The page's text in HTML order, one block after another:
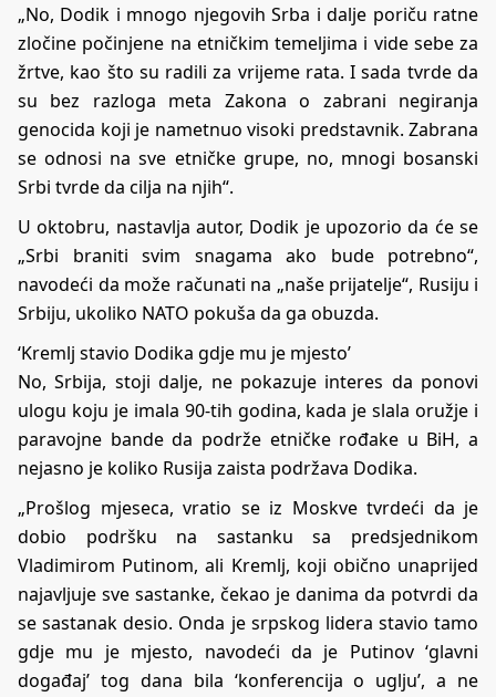
„No, Dodik i mnogo njegovih Srba i dalje poriču ratne
zločine počinjene na etničkim temeljima i vide sebe za
žrtve, kao što su radili za vrijeme rata. I sada tvrde da
su bez razloga meta Zakona o zabrani negiranja
genocida koji je nametnuo visoki predstavnik. Zabrana
se odnosi na sve etničke grupe, no, mnogi bosanski
Srbi tvrde da cilja na njih“.
U oktobru, nastavlja autor, Dodik je upozorio da će se
„Srbi braniti svim snagama ako bude potrebno“,
navodeći da može računati na „naše prijatelje“, Rusiju i
Srbiju, ukoliko NATO pokuša da ga obuzda.
‘Kremlj stavio Dodika gdje mu je mjesto’
No, Srbija, stoji dalje, ne pokazuje interes da ponovi
ulogu koju je imala 90-tih godina, kada je slala oružje i
paravojne bande da podrže etničke rođake u BiH, a
nejasno je koliko Rusija zaista podržava Dodika.
„Prošlog mjeseca, vratio se iz Moskve tvrdeći da je
dobio podršku na sastanku sa predsjednikom
Vladimirom Putinom, ali Kremlj, koji obično unaprijed
najavljuje sve sastanke, čekao je danima da potvrdi da
se sastanak desio. Onda je srpskog lidera stavio tamo
gdje mu je mjesto, navodeći da je Putinov ‘glavni
događaj’ tog dana bila ‘konferencija o uglju’, a ne